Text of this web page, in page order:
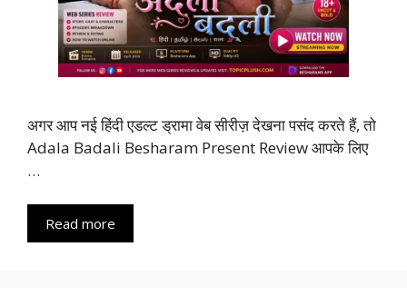
अगर आप नई हिंदी एडल्ट ड्रामा वेब सीरीज़ देखना पसंद करते हैं, तो
Adala Badali Besharam Present Review आपके लिए
…
Read more